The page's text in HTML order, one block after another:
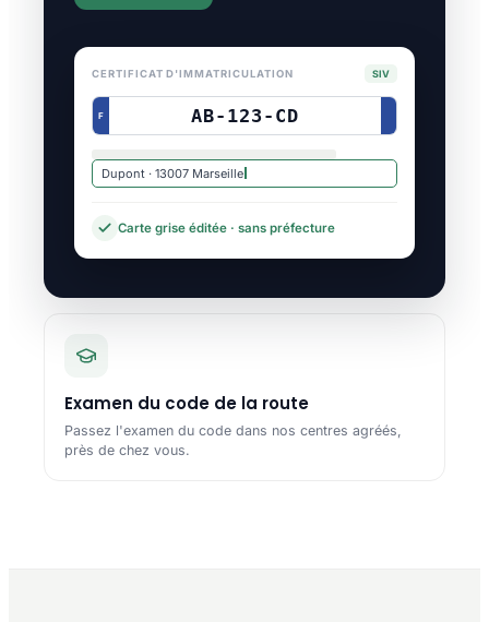
CERTIFICAT D'IMMATRICULATION SIV
F AB-123-CD
Dupont · 13007 Marseille
Carte grise éditée · sans préfecture
Examen du code de la route
Passez l'examen du code dans nos centres agréés,
près de chez vous.